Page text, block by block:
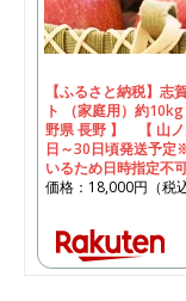
【ふるさと納税】志
ト （家庭用）約
野県 長野 】 【 山
日～30日頃発送予定
いるため日時指定不
価格：18,000円（税